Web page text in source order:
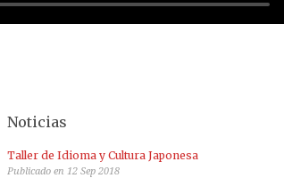
Noticias
Taller de Idioma y Cultura Japonesa
Publicado en 12 Sep 2018